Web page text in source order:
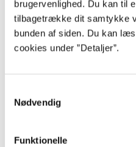
brugervenlighed. Du kan til
tilbagetrække dit samtykke
bunden af siden. Du kan
cookies under ”Detaljer”.
Nødvendig
Funktionelle
...